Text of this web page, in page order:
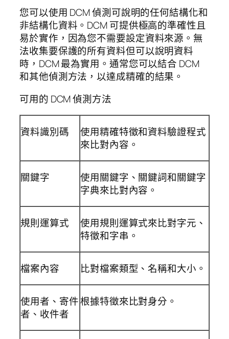
您可以使用 DCM 偵測可說明的任何結構化和
非結構化資料。DCM 可提供極高的準確性且
易於實作，因為您不需要設定資料來源。無
法收集要保護的所有資料但可以說明資料
時，DCM 最為實用。通常您可以結合 DCM
和其他偵測方法，以達成精確的結果。
可用的 DCM 偵測方法
資料識別碼
使用精確特徵和資料驗證程式
來比對內容。
關鍵字
使用關鍵字、關鍵詞和關鍵字
字典來比對內容。
規則運算式
使用規則運算式來比對字元、
特徵和字串。
檔案內容 比對檔案類型、名稱和大小。
使用者、寄件
者、收件者
根據特徵來比對身分。